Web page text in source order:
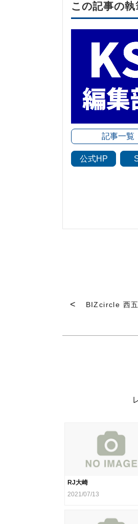
この記事の執
記事一覧
公式HP
BIZcircle 西
RJ大崎
2021/07/13